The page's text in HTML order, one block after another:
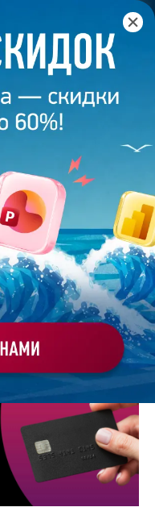
336 – Анна
ЗАКАЗАТЬ ТАКУЮ ПРЕЗЕНТАЦИЮ